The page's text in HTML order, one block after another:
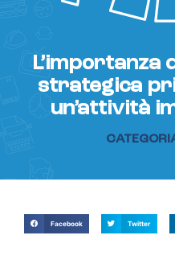
L’importanza
strategica
un’attività
Facebook Twitter